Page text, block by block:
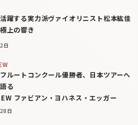
躍する実力派ヴァイオリニスト松本紘佳
上の響き
日
ルートコンクール優勝者、日本ツアーへ
る
ファビアン・ヨハネス・エッガー
日